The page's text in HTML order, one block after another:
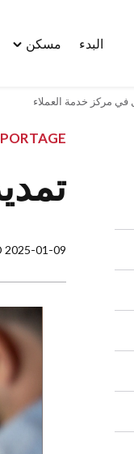
البدء مسكن
مركز خدمة العملاء
2025-01-09